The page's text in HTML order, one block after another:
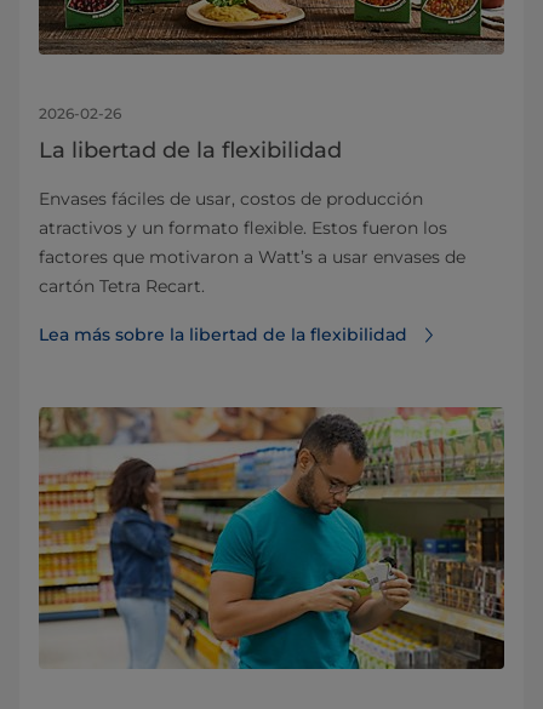
2026-02-26
La libertad de la flexibilidad
Envases fáciles de usar, costos de producción
atractivos y un formato flexible. Estos fueron los
factores que motivaron a Watt’s a usar envases de
cartón Tetra Recart.
Lea más sobre la libertad de la flexibilidad